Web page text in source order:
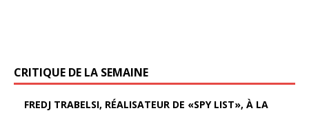
CRITIQUE DE LA SEMAINE
FREDJ TRABELSI, RÉALISATEUR DE «SPY LIST», À LA